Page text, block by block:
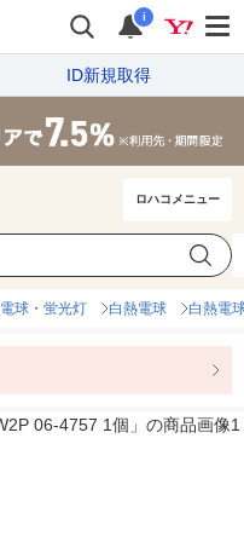
i
ID新規取得
ロハコメニュー
電球・蛍光灯 白熱電球 白熱電